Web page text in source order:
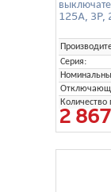
125A, 3P,
Серия:
Количество
2 867